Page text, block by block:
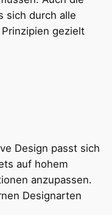
sich durch alle
gezielt
Design passt sich
auf hohem
anzupassen.
Designarten